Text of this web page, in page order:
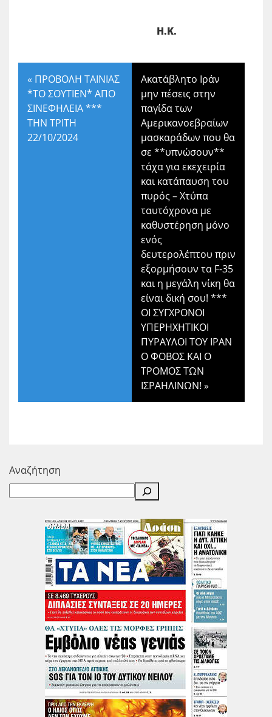
Η.Κ.
« ΠΡΟΒΟΛΗ ΤΑΙΝΙΑΣ
*ΤΟ ΣΟΥΤΙΕΝ* ΑΠΟ
ΣΙΝΕΦΗΛΕΙΑ ***
ΤΗΝ ΤΡΙΤΗ
22/10/2024
Ακατάβλητο Ιράν
μην πέσεις στην
παγίδα των
Αμερικανοεβραίων
μασκαράδων που θα
σε **υπνώσουν**
τάχα για εκεχειρία
και κατάπαυση του
πυρός – Χτύπα
ταυτόχρονα με
καθυστέρηση μόνο
ενός
δευτερολέπτου πριν
εξορμήσουν τα F-35
και η μεγάλη νίκη θα
είναι δική σου! ***
ΟΙ ΣΥΓΧΡΟΝΟΙ
ΥΠΕΡΗΧΗΤΙΚΟΙ
ΠΥΡΑΥΛΟΙ ΤΟΥ ΙΡΑΝ
Ο ΦΟΒΟΣ ΚΑΙ Ο
ΤΡΟΜΟΣ ΤΩΝ
ΙΣΡΑΗΛΙΝΩΝ! »
Αναζήτηση